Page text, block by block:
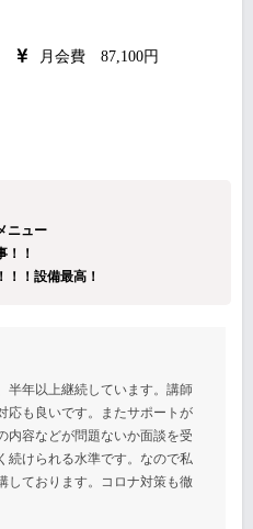
月会費 87,100円
ニュー
！！
！設備最高！
半年以上継続しています。講師
応も良いです。またサポートが
内容などが問題ないか面談を受
続けられる水準です。なので私
しております。コロナ対策も徹